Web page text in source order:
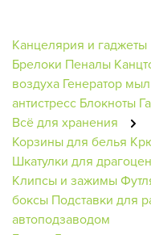
Канцелярия и гаджеты
Брелоки Пеналы
воздуха Генератор
антистресс Блокноты
Всё для хранения
Корзины для белья
Шкатулки для
Клипсы и зажимы
боксы Подставки для
автоподзаводом